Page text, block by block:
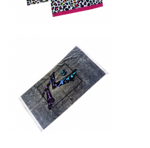
印花沙滩巾